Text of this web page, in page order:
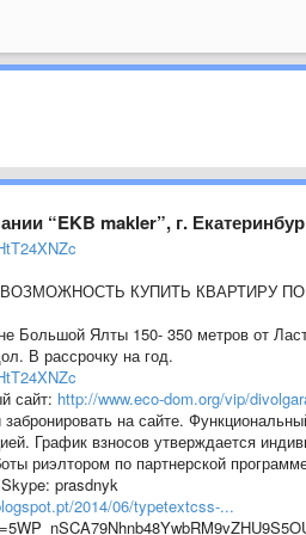
“EKB makler”, г.
КУПИТЬ КВАРТИРУ
Большой Ялты 150- 350 метров от
В рассрочку на год.
сайт: http://www.eco-dom.org/vip/
на сайте.
График взносов утверждается
риэлтором по партнерской
prasdnyk
2014/06/typetextcss-...